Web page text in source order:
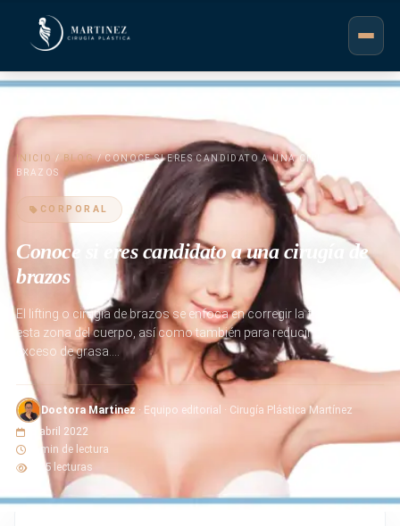
INICIO / BLOG/ CONOCE SI ERES CANDIDATO A UNA CIRUGÍA DE
BRAZOS
CORPORAL
Conoce si eres candidato a una cirugía de
brazos
El lifting o cirugía de brazos se enfoca en corregir la flacidez de
esta zona del cuerpo, así como también para reducir algún
exceso de grasa.…
Doctora Martinez · Equipo editorial · Cirugía Plástica Martínez
6 abril 2022
2 min de lectura
125 lecturas